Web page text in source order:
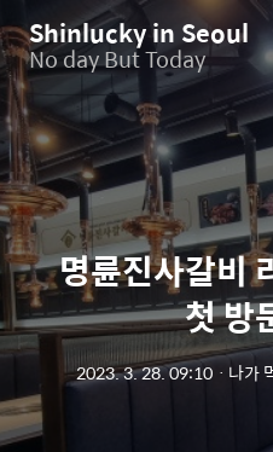
Shinlucky in Seoul
No day But Today
명륜진사갈비
첫 방
2023. 3. 28. 09:10 ㆍ 나가